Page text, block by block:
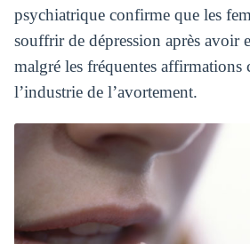
psychiatrique confirme que les
souffrir de dépression après avoir
malgré les fréquentes affirmations
l’industrie de l’avortement.